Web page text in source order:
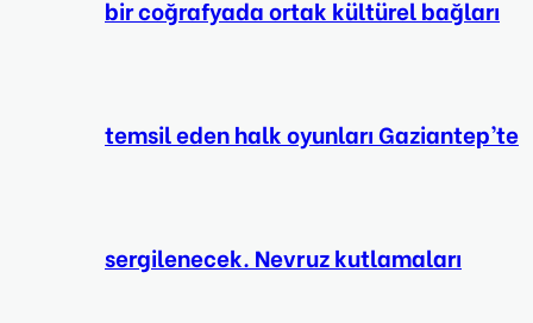
bir coğrafyada ortak kültürel bağları
temsil eden halk oyunları Gaziantep’te
sergilenecek. Nevruz kutlamaları